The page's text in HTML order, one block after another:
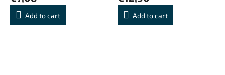
Add to cart Add to cart